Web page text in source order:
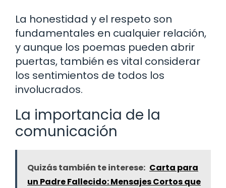
La honestidad y el respeto son
fundamentales en cualquier relación,
y aunque los poemas pueden abrir
puertas, también es vital considerar
los sentimientos de todos los
involucrados.
La importancia de la
comunicación
Quizás también te interese: Carta para
un Padre Fallecido: Mensajes Cortos que